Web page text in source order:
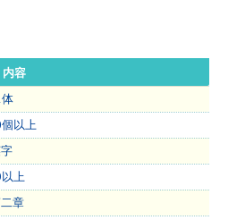
内容
体
個以上
以上
章